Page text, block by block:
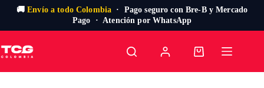
🚚Envío a todo Colombia · Pago seguro con Bre-B y Mercado
Pago · Atención por WhatsApp
al
contenido
Carro